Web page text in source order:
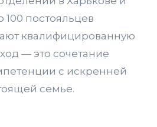
100 постояльцев
квалифицированную
— это сочетание
с искренней
семье.